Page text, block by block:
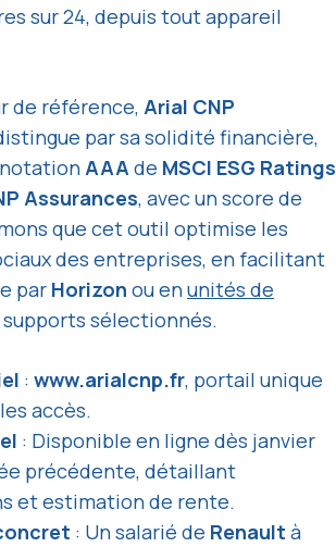
sur 24, depuis tout appareil
de référence, Arial CNP
par sa solidité financière,
AAA de MSCI ESG Ratings
Assurances, avec un score de
que cet outil optimise les
des entreprises, en facilitant
par Horizon ou enunités de
supports sélectionnés.
: www.arialcnp.fr, portail unique
accès.
: Disponible en ligne dès janvier
précédente, détaillant
et estimation de rente.
: Un salarié de Renault à